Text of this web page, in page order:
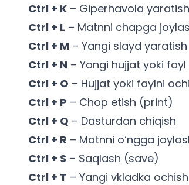
Ctrl + K – Giperhavola yaratish
Ctrl + L – Matnni chapga
Ctrl + M – Yangi slayd yaratish
Ctrl + N – Yangi hujjat yoki
Ctrl + O – Hujjat yoki faylni
Ctrl + P – Chop etish (print)
Ctrl + Q – Dasturdan chiqish
Ctrl + R – Matnni o‘ngga
Ctrl + S – Saqlash (save)
Ctrl + T – Yangi vkladka ochish